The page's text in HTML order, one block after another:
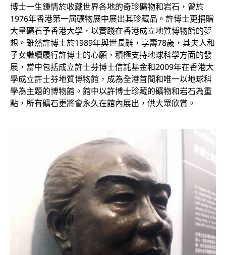
博士一生鍾情於收藏世界各地的奇珍礦物和岩石，曾於
1976年香港第一屆礦物展中展出其珍藏品。許博士更捐贈
大量礦石予香港大學，以實踐在香港成立地質博物館的夢
想。雖然許博士於1989年與世長辭，享壽78歲，其夫人和
子女繼續履行許博士的心願，積極支持地球科學方面的發
展，當中包括成立許士芬博士信託基金和2009年在香港大
學成立許士芬地質博物館，成為全港首間和唯一以地球科
學為主題的博物館。館中以許博士珍藏的礦物和岩石為重
點，所有礦石更將會永久在館內展出，供大眾欣賞。